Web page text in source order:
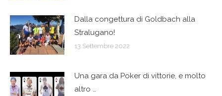
Dalla congettura di Goldbach alla
Stralugano!
13 Settembre 2022
Una gara da Poker di vittorie, e molto
altro …